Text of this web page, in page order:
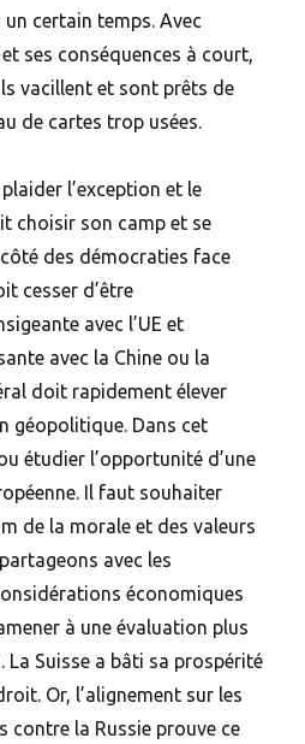
certain temps. Avec
et ses conséquences à court,
vacillent et sont prêts de
de cartes trop usées.
l’exception et le
choisir son camp et se
des démocraties face
cesser d’être
avec l’UE et
avec la Chine ou la
doit rapidement élever
géopolitique. Dans cet
étudier l’opportunité d’une
Il faut souhaiter
de la morale et des valeurs
avec les
économiques
à une évaluation plus
Suisse a bâti sa prospérité
Or, l’alignement sur les
contre la Russie prouve ce